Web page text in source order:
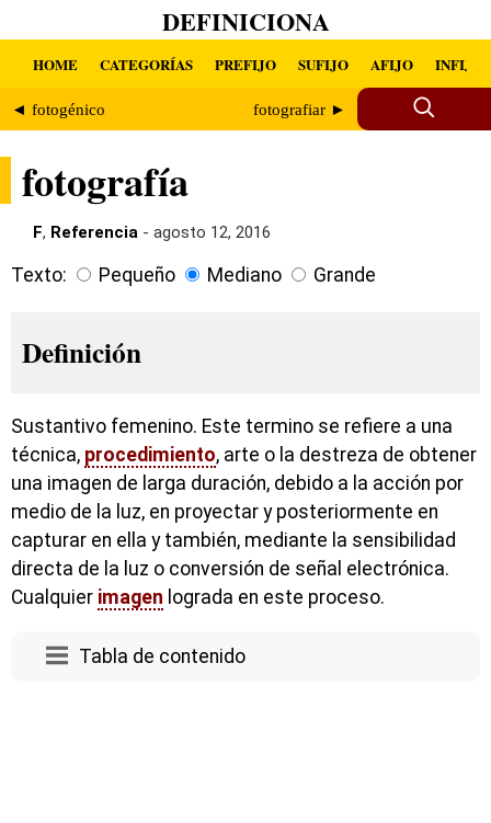
DEFINICIONA
HOME CATEGORÍAS PREFIJO SUFIJO AFIJO INFIJO
◄ fotogénico fotografiar ►
fotografía
F, Referencia - agosto 12, 2016
Texto: Pequeño Mediano Grande
Definición
Sustantivo femenino. Este termino se refiere a una
técnica, procedimiento, arte o la destreza de obtener
una imagen de larga duración, debido a la acción por
medio de la luz, en proyectar y posteriormente en
capturar en ella y también, mediante la sensibilidad
directa de la luz o conversión de señal electrónica.
Cualquier imagen lograda en este proceso.
Tabla de contenido